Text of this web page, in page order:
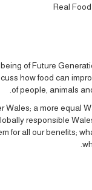
Real
of Future
how food can
of people, animals
a more equal
responsible
for all our benefits;